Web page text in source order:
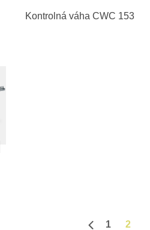
Kontrolná váha CWC 153
k Obľúbeným
1 2